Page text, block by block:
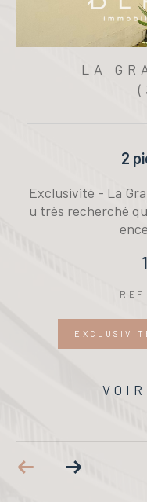
LA
2
Exclusivité - La
u très recherché